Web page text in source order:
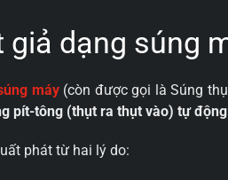
giả dạng súng
máy(còn được gọi là Súng
pít-tông (thụt ra thụt vào) tự
phát từ hai lý do: